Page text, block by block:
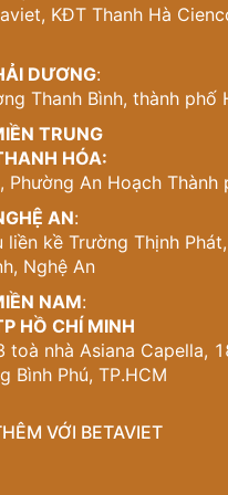
và hệ thống đỗ xe
đầu tư bài bản cho một
mở và ánh sáng tự
điểm ấn tượng nhất
lý ánh sáng và không
sổ lớn theo chiều cao
đang sống giữa thiên
lùi không chỉ mang ý
khu vườn trên cao tự
xanh, tạo không gian
vật liệu gỗ tự nhiên và
thể hài hòa giữa con
thích ứng tương lai
KĐT Thanh Hà
DƯƠNG:
Thanh Bình, thành phố
TRUNG
HÓA:
Phường An Hoạch Thành
AN:
liền kề Trường Thịnh
Nghệ An
NAM:
HỒ CHÍ MINH
toà nhà Asiana Capella,
Bình Phú, TP.HCM
VỚI BETAVIET